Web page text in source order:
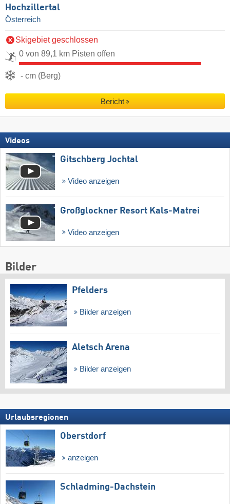
Hochzillertal
Österreich
Skigebiet geschlossen
0 von 89,1 km Pisten offen
- cm (Berg)
Bericht
Videos
Gitschberg Jochtal
Video anzeigen
Großglockner Resort Kals-Matrei
Video anzeigen
Bilder
Pfelders
Bilder anzeigen
Aletsch Arena
Bilder anzeigen
Urlaubsregionen
Oberstdorf
anzeigen
Schladming-Dachstein